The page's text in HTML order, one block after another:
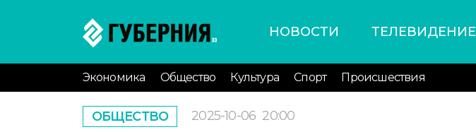
НОВОСТИ ТЕЛЕВИДЕНИЕ
Экономика Общество Культура Спорт Происшествия
ОБЩЕСТВО 2025-10-06 20:00